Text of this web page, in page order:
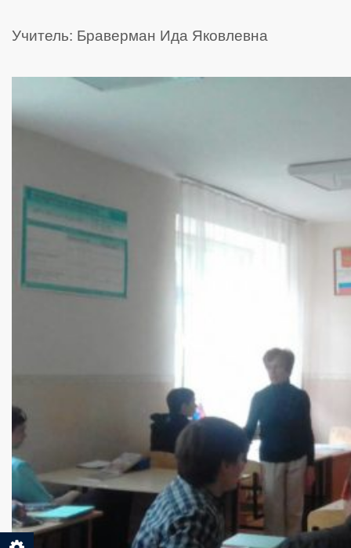
Учитель: Браверман Ида Яковлевна